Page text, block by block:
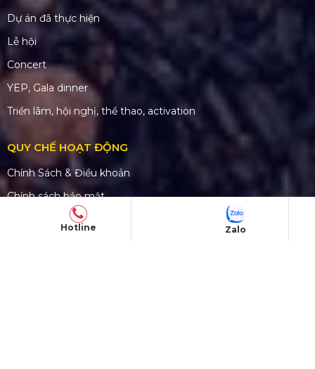
Dự án đã thực hiện
Lễ hội
Concert
YEP, Gala dinner
Triển lãm, hội nghị, thể thao, activation
QUY CHẾ HOẠT ĐỘNG
Chính Sách & Điều khoản
Chính sách bảo mật
Chính sách vận chuyển
Hotline Zalo